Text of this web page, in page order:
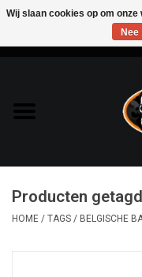
Bags & Packs
Bescherming
Producten
HOME / TAGS / BELGISCHE
Wij slaan cookies op om
Nee